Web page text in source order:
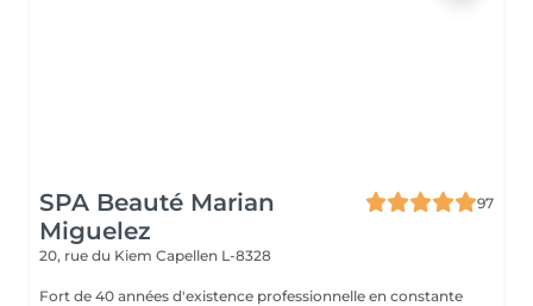
SPA Beauté Marian
Miguelez
97
20, rue du Kiem Capellen L-8328
Fort de 40 années d'existence professionnelle en constante